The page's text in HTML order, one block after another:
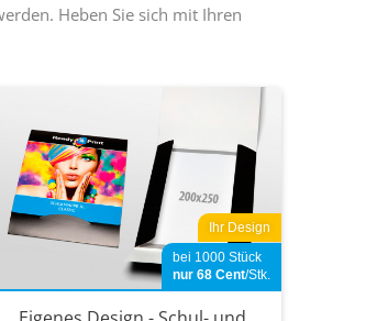
Heben Sie sich mit Ihren
Ihr Design
bei 1000 Stück
nur 68 Cent/Stk.